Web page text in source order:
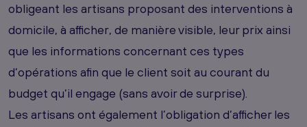
obligeant les artisans proposant des interventions à
domicile, à afficher, de manière visible, leur prix ainsi
que les informations concernant ces types
d’opérations afin que le client soit au courant du
budget qu’il engage (sans avoir de surprise).
Les artisans ont également l’obligation d’afficher les